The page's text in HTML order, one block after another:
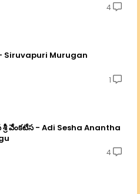
4
- Siruvapuri Murugan
1
వేంకటేస - Adi Sesha Anantha
4